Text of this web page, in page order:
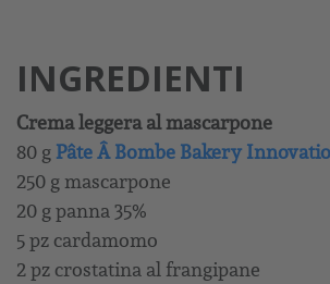
INGREDIENTI
Crema leggera al mascarpone
80 g Pâte Â Bombe Bakery
250 g mascarpone
20 g panna 35%
5 pz cardamomo
2 pz crostatina al frangipane